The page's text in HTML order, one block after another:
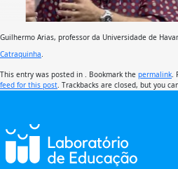
Guilhermo Arias, professor da Universidade de
Catraquinha
This entry was posted in . Bookmark the permalink
feed for this post . Trackbacks are closed, but you